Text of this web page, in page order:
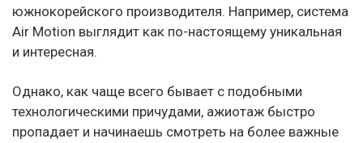
южнокорейского производителя. Например, система
Air Motion выглядит как по-настоящему уникальная
и интересная.
Однако, как чаще всего бывает с подобными
технологическими причудами, ажиотаж быстро
пропадает и начинаешь смотреть на более важные